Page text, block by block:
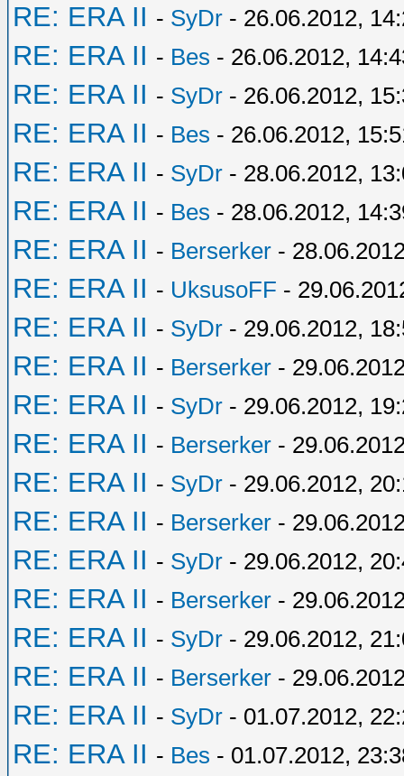
RE: ERA II - SyDr - 26.06.2012,
RE: ERA II - Bes - 26.06.2012,
RE: ERA II - SyDr - 26.06.2012,
RE: ERA II - Bes - 26.06.2012,
RE: ERA II - SyDr - 28.06.2012,
RE: ERA II - Bes - 28.06.2012,
RE: ERA II - Berserker -
RE: ERA II - UksusoFF -
RE: ERA II - SyDr - 29.06.2012,
RE: ERA II - Berserker -
RE: ERA II - SyDr - 29.06.2012,
RE: ERA II - Berserker -
RE: ERA II - SyDr - 29.06.2012,
RE: ERA II - Berserker -
RE: ERA II - SyDr - 29.06.2012,
RE: ERA II - Berserker -
RE: ERA II - SyDr - 29.06.2012,
RE: ERA II - Berserker -
RE: ERA II - SyDr - 01.07.2012,
RE: ERA II - Bes - 01.07.2012,